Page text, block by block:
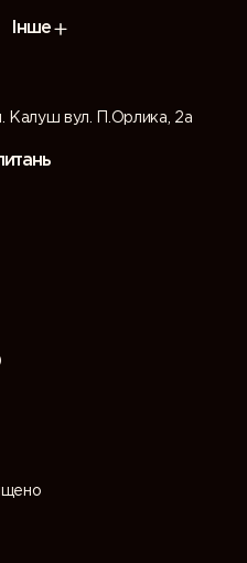
Інше
Калуш вул. П.Орлика, 2а